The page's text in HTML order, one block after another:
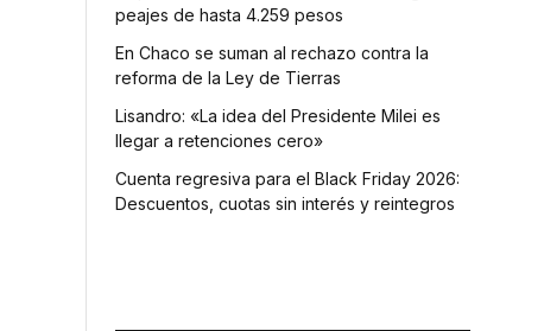
peajes de hasta 4.259 pesos
En Chaco se suman al rechazo contra la
reforma de la Ley de Tierras
Lisandro: «La idea del Presidente Milei es
llegar a retenciones cero»
Cuenta regresiva para el Black Friday 2026:
Descuentos, cuotas sin interés y reintegros